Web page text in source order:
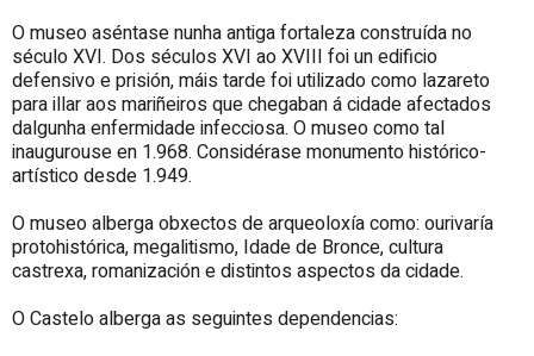
O museo aséntase nunha antiga fortaleza construída no
século XVI. Dos séculos XVI ao XVIII foi un edificio
defensivo e prisión, máis tarde foi utilizado como lazareto
para illar aos mariñeiros que chegaban á cidade afectados
dalgunha enfermidade infecciosa. O museo como tal
inaugurouse en 1.968. Considérase monumento histórico-
artístico desde 1.949.
O museo alberga obxectos de arqueoloxía como: ourivaría
protohistórica, megalitismo, Idade de Bronce, cultura
castrexa, romanización e distintos aspectos da cidade.
O Castelo alberga as seguintes dependencias: